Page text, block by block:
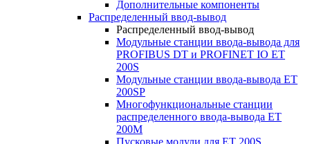
Дополнительные компоненты
Распределенный ввод-вывод
Распределенный ввод-вывод
Модульные станции ввода-вывода для
PROFIBUS DT и PROFINET IO ET
200S
Модульные станции ввода-вывода ET
200SP
Многофункциональные станции
распределенного ввода-вывода ET
200M
Пусковые модули для ET 200S